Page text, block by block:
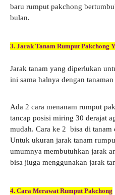
baru rumput pakchong
bulan.
3. Jarak Tanam Rumput Pakchong
Jarak tanam yang diperlukan
ini sama halnya dengan
Ada 2 cara menanam rumput
tancap posisi miring 30 derajat
mudah. Cara ke 2 bisa di
Untuk ukuran jarak tanam
umumnya membutuhkan jarak
bisa jiuga menggunakan jarak
4. Cara Merawat Rumput Pakchong